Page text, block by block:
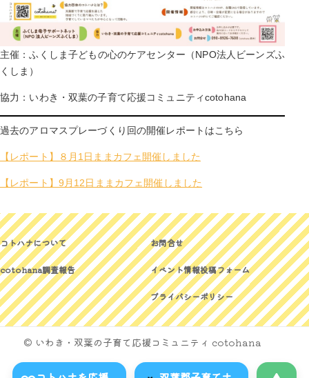
主催：ふくしま子どもの心のケアセンター（NPO法人ビーンズふ
くしま）
協力：いわき・双葉の子育て応援コミュニティcotohana
過去のアロマスプレーづくり回の開催レポートはこちら
【レポート】８月1日ままカフェ開催しました
【レポート】9月12日ままカフェ開催しました
コトハナについて
cotohana調査報告
お問合せ
イベント情報投稿フォーム
プライバシーポリシー
© いわき・双葉の子育て応援コミュニティ cotohana